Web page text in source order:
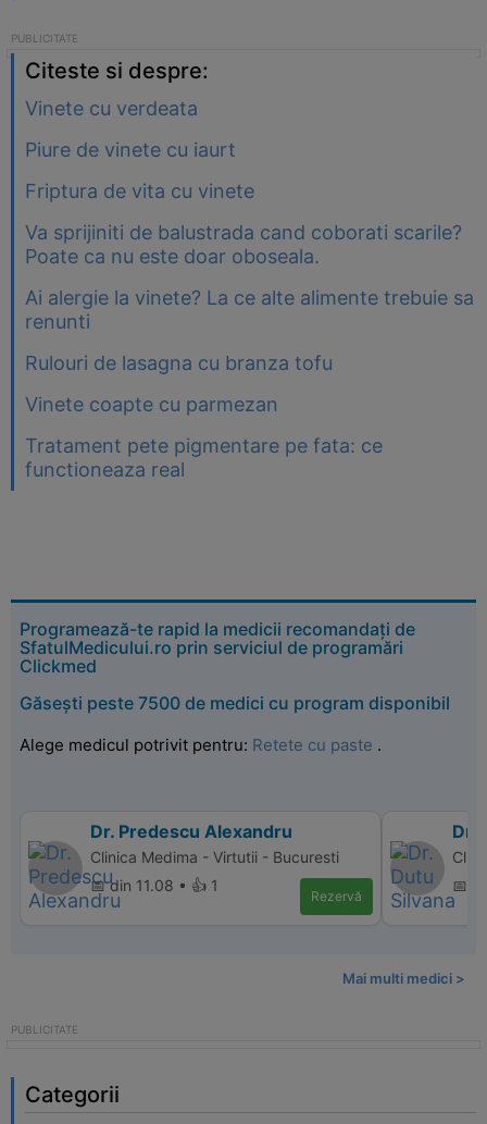
Citeste si despre:
Vinete cu verdeata
Piure de vinete cu iaurt
Friptura de vita cu vinete
Va sprijiniti de balustrada cand coborati scarile?
Poate ca nu este doar oboseala.
Ai alergie la vinete? La ce alte alimente trebuie sa
renunti
Rulouri de lasagna cu branza tofu
Vinete coapte cu parmezan
Tratament pete pigmentare pe fata: ce
functioneaza real
Programează-te rapid la medicii recomandați de
SfatulMedicului.ro prin serviciul de programări
Clickmed
Găsești peste 7500 de medici cu program disponibil
Alege medicul potrivit pentru: Retete cu paste .
Dr. Predescu Alexandru
Clinica Medima - Virtutii - Bucuresti
📅 din 11.08 • 👍 1
Rezervă
Dr.
📅
Mai multi medici >
Categorii